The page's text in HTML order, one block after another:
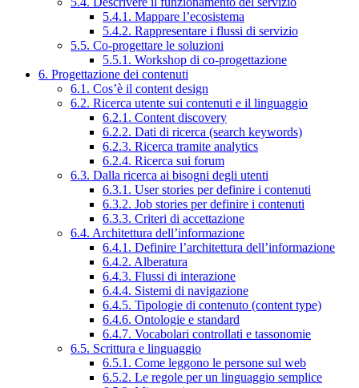
5.4.1. Mappare l’ecosistema
5.4.2. Rappresentare i flussi di servizio
5.5. Co-progettare le soluzioni
5.5.1. Workshop di co-progettazione
6. Progettazione dei contenuti
6.1. Cos’è il content design
6.2. Ricerca utente sui contenuti e il linguaggio
6.2.1. Content discovery
6.2.2. Dati di ricerca (search keywords)
6.2.3. Ricerca tramite analytics
6.2.4. Ricerca sui forum
6.3. Dalla ricerca ai bisogni degli utenti
6.3.1. User stories per definire i contenuti
6.3.2. Job stories per definire i contenuti
6.3.3. Criteri di accettazione
6.4. Architettura dell’informazione
6.4.1. Definire l’architettura dell’informazione
6.4.2. Alberatura
6.4.3. Flussi di interazione
6.4.4. Sistemi di navigazione
6.4.5. Tipologie di contenuto (content type)
6.4.6. Ontologie e standard
6.4.7. Vocabolari controllati e tassonomie
6.5. Scrittura e linguaggio
6.5.1. Come leggono le persone sul web
6.5.2. Le regole per un linguaggio semplice